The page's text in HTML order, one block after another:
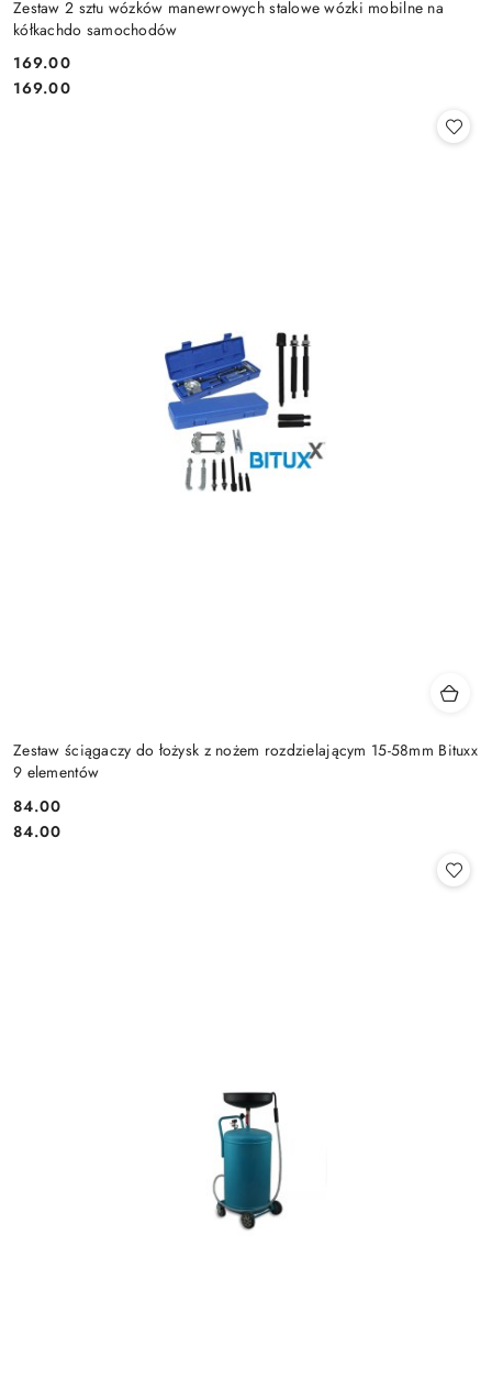
Zestaw 2 sztu wózków manewrowych stalowe wózki mobilne na
kółkachdo samochodów
Cena:
169.00
Cena:
169.00
Zestaw ściągaczy do łożysk z nożem rozdzielającym 15-58mm Bituxx
9 elementów
Cena:
84.00
Cena:
84.00